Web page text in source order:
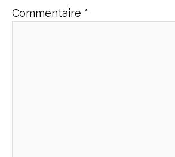
Commentaire *